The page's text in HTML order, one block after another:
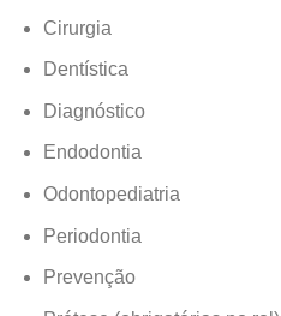
Cirurgia
Dentística
Diagnóstico
Endodontia
Odontopediatria
Periodontia
Prevenção